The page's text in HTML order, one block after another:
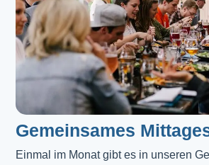
Gemeinsames
Einmal im Monat gibt es in unseren